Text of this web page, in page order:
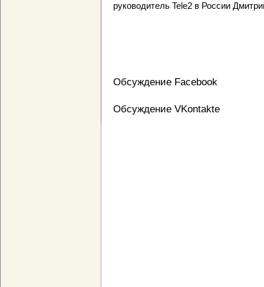
руководитель Tele2 в России
Обсуждение Facebook
Обсуждение VKontakte